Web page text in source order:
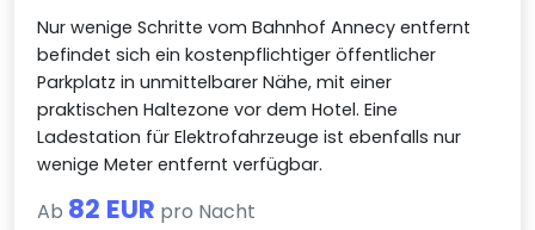
Nur wenige Schritte vom Bahnhof Annecy entfernt
befindet sich ein kostenpflichtiger öffentlicher
Parkplatz in unmittelbarer Nähe, mit einer
praktischen Haltezone vor dem Hotel. Eine
Ladestation für Elektrofahrzeuge ist ebenfalls nur
wenige Meter entfernt verfügbar.
Ab 82 EUR pro Nacht